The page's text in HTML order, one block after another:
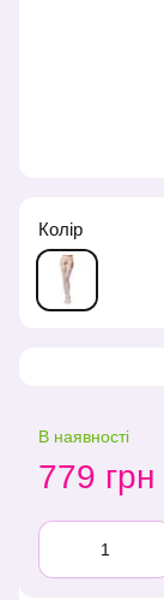
Колір
В наявності
779 грн